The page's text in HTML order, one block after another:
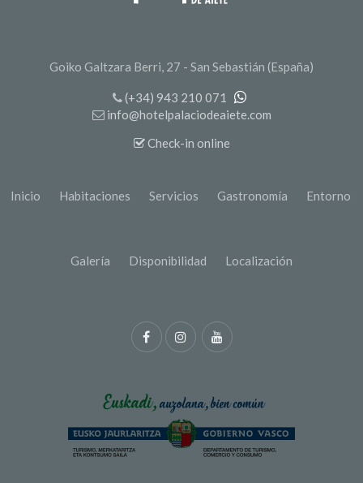
Goiko Galtzara Berri, 27 - San Sebastián (España)
(+34) 943 210 071
info@hotelpalaciodeaiete.com
Check-in online
Inicio Habitaciones Servicios Gastronomía Entorno
Galería Disponibilidad Localización